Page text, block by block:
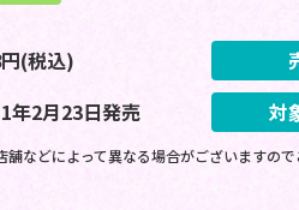
円(税込)
年2月23日発売 対
などによって異なる場合がございますの